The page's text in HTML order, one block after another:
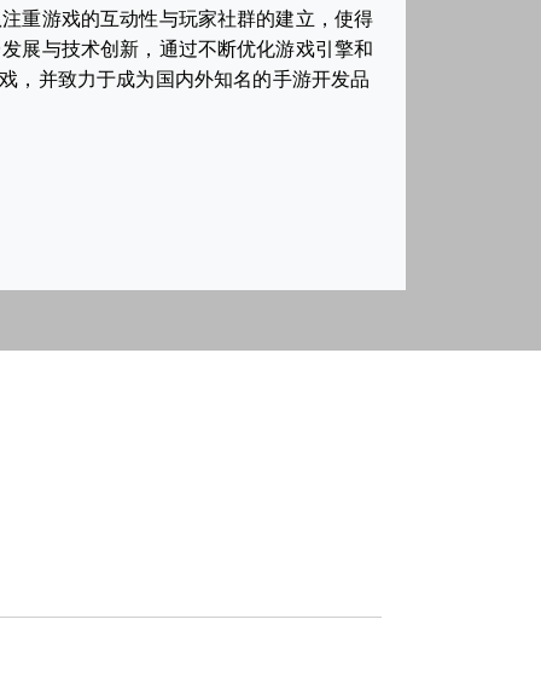
重游戏的互动性与玩家社群的建立，使得
展与技术创新，通过不断优化游戏引擎和
，并致力于成为国内外知名的手游开发品